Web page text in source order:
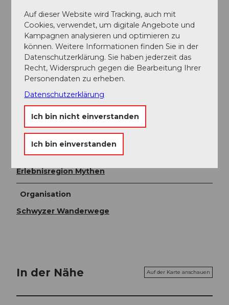
Mitten in der Zentralschweiz, direkt an der Nord-Süd-
Achse gelegen, ist die Mythenregion aus allen
Richtungen, sowohl mit dem Auto, als auch mit der
Bahn schnell erreichbar. Ab Zürich in ca. 45 Minuten
und ab Luzern oder Zug in nur 30 Minuten.
Weitere Infos / Links
https://www.mythenregion.ch/sommer
Autor:in
Erlebnisregion Mythen
Organisation
Schwyzer Wanderwege
In der Nähe Auf der Karte anschauen
Auf dieser Website wird Tracking, auch mit
Cookies, verwendet, um digitale Angebote und
Kampagnen analysieren und optimieren zu
können. Weitere Informationen finden Sie in der
Datenschutzerklärung. Sie haben jederzeit das
Recht, Widerspruch gegen die Bearbeitung Ihrer
Personendaten zu erheben.
Datenschutzerklärung
Ich bin nicht einverstanden
Ich bin einverstanden